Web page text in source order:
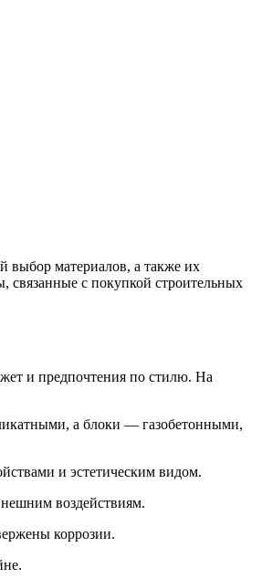
выбор материалов, а также их
связанные с покупкой строительных
и предпочтения по стилю. На
а блоки — газобетонными,
и эстетическим видом.
воздействиям.
коррозии.